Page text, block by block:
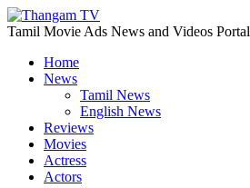
Tamil Movie Ads News and Videos Portal
Home
News
Tamil News
English News
Reviews
Movies
Actress
Actors